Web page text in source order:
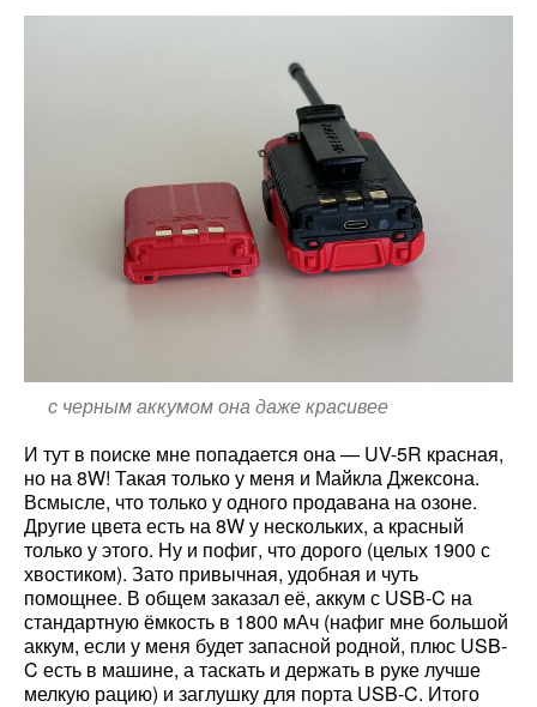
с черным аккумом она даже красивее
И тут в поиске мне попадается она — UV-5R красная,
но на 8W! Такая только у меня и Майкла Джексона.
Всмысле, что только у одного продавана на озоне.
Другие цвета есть на 8W у нескольких, а красный
только у этого. Ну и пофиг, что дорого (целых 1900 с
хвостиком). Зато привычная, удобная и чуть
помощнее. В общем заказал её, аккум с USB-C на
стандартную ёмкость в 1800 мАч (нафиг мне большой
аккум, если у меня будет запасной родной, плюс USB-
C есть в машине, а таскать и держать в руке лучше
мелкую рацию) и заглушку для порта USB-C. Итого